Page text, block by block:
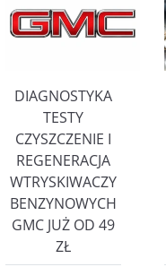
DIAGNOSTYKA
TESTY
CZYSZCZENIE I
REGENERACJA
WTRYSKIWACZY
BENZYNOWYCH
GMC JUŻ OD 49
ZŁ